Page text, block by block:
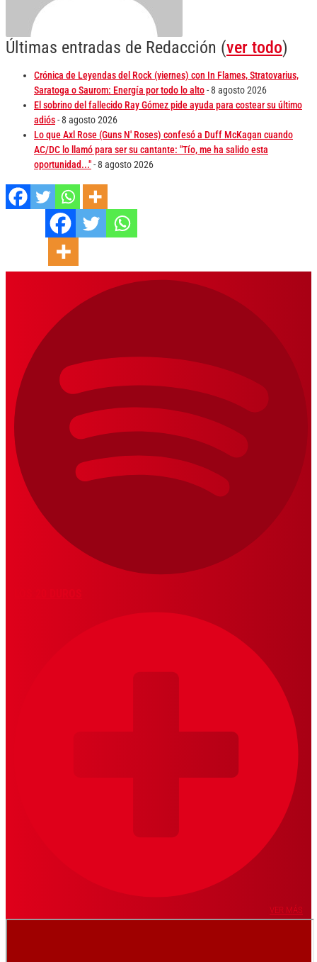
Últimas entradas de Redacción (ver todo)
Crónica de Leyendas del Rock (viernes) con In Flames, Stratovarius,
Saratoga o Saurom: Energía por todo lo alto- 8 agosto 2026
El sobrino del fallecido Ray Gómez pide ayuda para costear su último
adiós- 8 agosto 2026
Lo que Axl Rose (Guns N' Roses) confesó a Duff McKagan cuando
AC/DC lo llamó para ser su cantante: "Tío, me ha salido esta
oportunidad..."- 8 agosto 2026
VER MÁS